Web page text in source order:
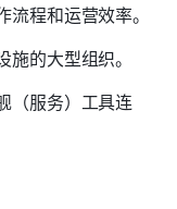
程和运营效率。
的大型组织。
（服务）工具连